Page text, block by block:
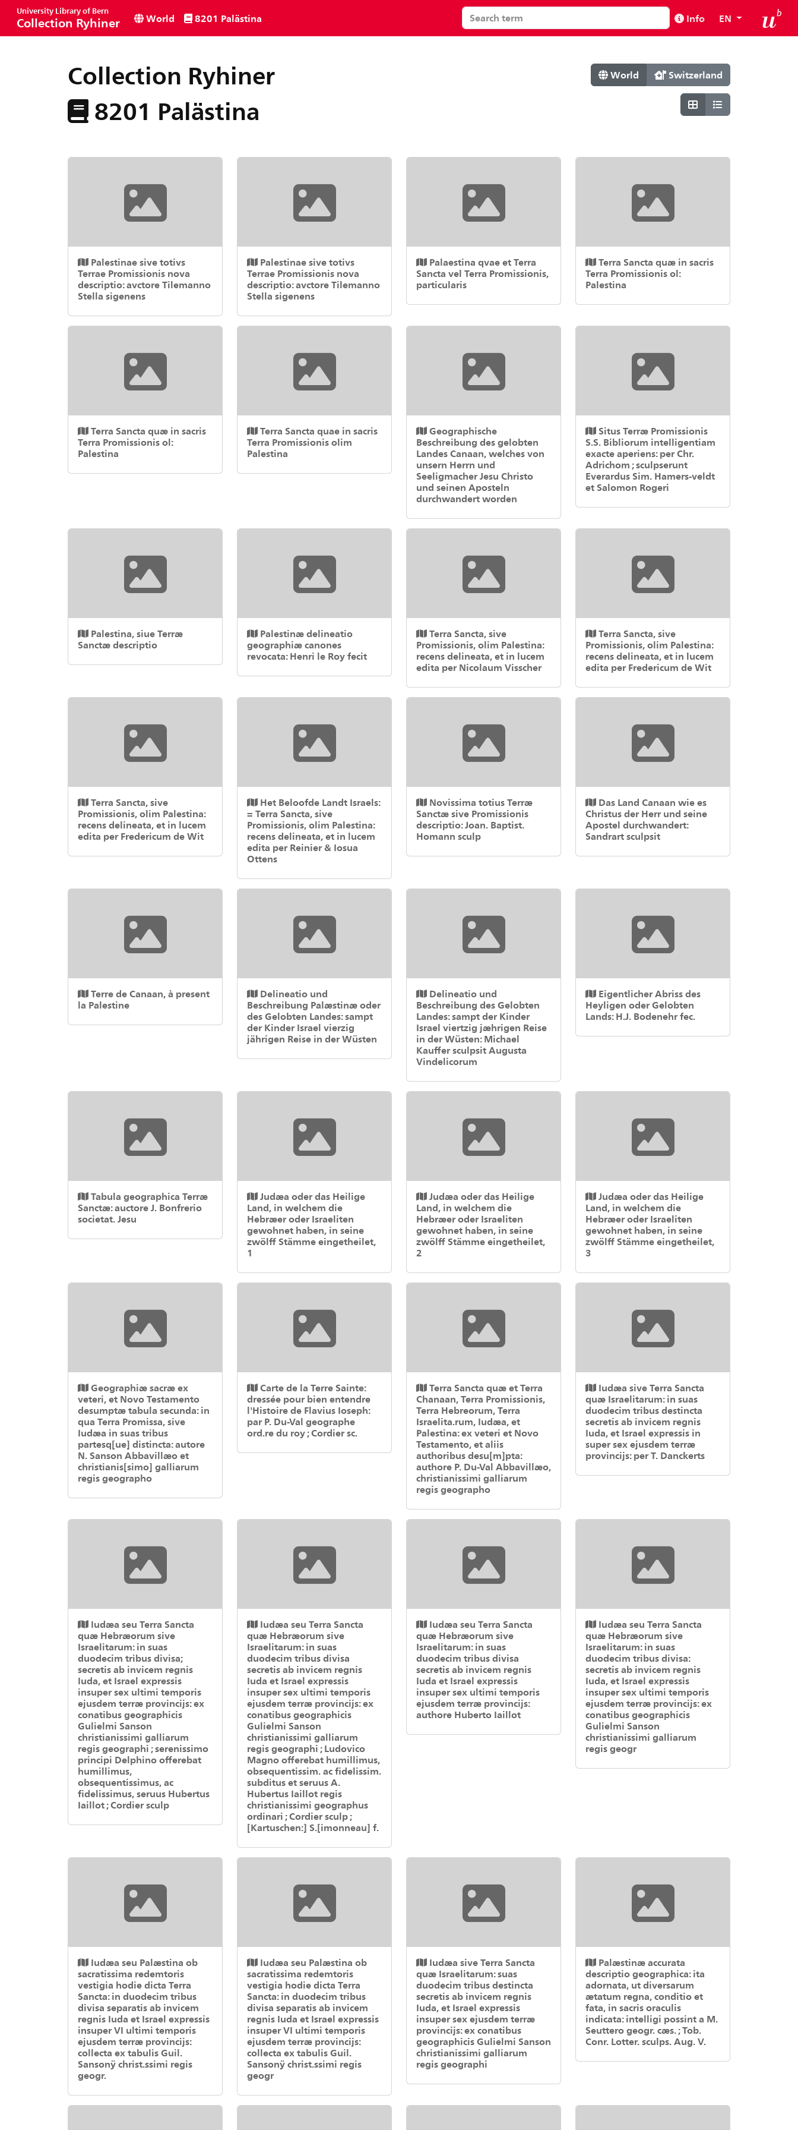
University Library of Bern
Collection Ryhiner World 8201 Palästina Info EN
Collection Ryhiner
8201 Palästina
World Switzerland
Palestinae sive totivs
Terrae Promissionis nova
descriptio: avctore Tilemanno
Stella sigenens
Palestinae sive totivs
Terrae Promissionis nova
descriptio: avctore Tilemanno
Stella sigenens
Palaestina qvae et Terra
Sancta vel Terra Promissionis,
particularis
Terra Sancta quæ in sacris
Terra Promissionis ol:
Palestina
Terra Sancta quæ in sacris
Terra Promissionis ol:
Palestina
Terra Sancta quae in sacris
Terra Promissionis olim
Palestina
Geographische
Beschreibung des gelobten
Landes Canaan, welches von
unsern Herrn und
Seeligmacher Jesu Christo
und seinen Aposteln
durchwandert worden
Situs Terræ Promissionis
S.S. Bibliorum intelligentiam
exacte aperiens: per Chr.
Adrichom ; sculpserunt
Everardus Sim. Hamers-veldt
et Salomon Rogeri
Palestina, siue Terræ
Sanctæ descriptio
Palestinæ delineatio
geographiæ canones
revocata: Henri le Roy fecit
Terra Sancta, sive
Promissionis, olim Palestina:
recens delineata, et in lucem
edita per Nicolaum Visscher
Terra Sancta, sive
Promissionis, olim Palestina:
recens delineata, et in lucem
edita per Fredericum de Wit
Terra Sancta, sive
Promissionis, olim Palestina:
recens delineata, et in lucem
edita per Fredericum de Wit
Het Beloofde Landt Israels:
= Terra Sancta, sive
Promissionis, olim Palestina:
recens delineata, et in lucem
edita per Reinier & Iosua
Ottens
Novissima totius Terræ
Sanctæ sive Promissionis
descriptio: Joan. Baptist.
Homann sculp
Das Land Canaan wie es
Christus der Herr und seine
Apostel durchwandert:
Sandrart sculpsit
Terre de Canaan, à present
la Palestine
Delineatio und
Beschreibung Palæstinæ oder
des Gelobten Landes: sampt
der Kinder Israel vierzig
jährigen Reise in der Wüsten
Delineatio und
Beschreibung des Gelobten
Landes: sampt der Kinder
Israel viertzig jæhrigen Reise
in der Wüsten: Michael
Kauffer sculpsit Augusta
Vindelicorum
Eigentlicher Abriss des
Heyligen oder Gelobten
Lands: H.J. Bodenehr fec.
Tabula geographica Terræ
Sanctæ: auctore J. Bonfrerio
societat. Jesu
Judæa oder das Heilige
Land, in welchem die
Hebræer oder Israeliten
gewohnet haben, in seine
zwölff Stämme eingetheilet,
1
Judæa oder das Heilige
Land, in welchem die
Hebræer oder Israeliten
gewohnet haben, in seine
zwölff Stämme eingetheilet,
2
Judæa oder das Heilige
Land, in welchem die
Hebræer oder Israeliten
gewohnet haben, in seine
zwölff Stämme eingetheilet,
3
Geographiæ sacræ ex
veteri, et Novo Testamento
desumptæ tabula secunda: in
qua Terra Promissa, sive
Iudæa in suas tribus
partesq[ue] distincta: autore
N. Sanson Abbavillæo et
christianis[simo] galliarum
regis geographo
Carte de la Terre Sainte:
dressée pour bien entendre
l'Histoire de Flavius Ioseph:
par P. Du-Val geographe
ord.re du roy ; Cordier sc.
Terra Sancta quæ et Terra
Chanaan, Terra Promissionis,
Terra Hebreorum, Terra
Israelita.rum, Iudæa, et
Palestina: ex veteri et Novo
Testamento, et aliis
authoribus desu[m]pta:
authore P. Du-Val Abbavillæo,
christianissimi galliarum
regis geographo
Iudæa sive Terra Sancta
quæ Israelitarum: in suas
duodecim tribus destincta
secretis ab invicem regnis
Iuda, et Israel expressis in
super sex ejusdem terræ
provincijs: per T. Danckerts
Iudæa seu Terra Sancta
quæ Hebræorum sive
Israelitarum: in suas
duodecim tribus divisa;
secretis ab invicem regnis
Iuda, et Israel expressis
insuper sex ultimi temporis
ejusdem terræ provincijs: ex
conatibus geographicis
Gulielmi Sanson
christianissimi galliarum
regis geographi ; serenissimo
principi Delphino offerebat
humillimus,
obsequentissimus, ac
fidelissimus, seruus Hubertus
Iaillot ; Cordier sculp
Iudæa seu Terra Sancta
quæ Hebræorum sive
Israelitarum: in suas
duodecim tribus divisa
secretis ab invicem regnis
Iuda et Israel expressis
insuper sex ultimi temporis
ejusdem terræ provincijs: ex
conatibus geographicis
Gulielmi Sanson
christianissimi galliarum
regis geographi ; Ludovico
Magno offerebat humillimus,
obsequentissim. ac fidelissim.
subditus et seruus A.
Hubertus Iaillot regis
christianissimi geographus
ordinari ; Cordier sculp ;
[Kartuschen:] S.[imonneau] f.
Iudæa seu Terra Sancta
quæ Hebræorum sive
Israelitarum: in suas
duodecim tribus divisa
secretis ab invicem regnis
Iuda et Israel expressis
insuper sex ultimi temporis
ejusdem terræ provincijs:
authore Huberto Iaillot
Iudæa seu Terra Sancta
quæ Hebræorum sive
Israelitarum: in suas
duodecim tribus divisa:
secretis ab invicem regnis
Iuda, et Israel expressis
insuper sex ultimi temporis
ejusdem terræ provincijs: ex
conatibus geographicis
Gulielmi Sanson
christianissimi galliarum
regis geogr
Iudæa seu Palæstina ob
sacratissima redemtoris
vestigia hodie dicta Terra
Sancta: in duodecim tribus
divisa separatis ab invicem
regnis Iuda et Israel expressis
insuper VI ultimi temporis
ejusdem terræ provincijs:
collecta ex tabulis Guil.
Sansonÿ christ.ssimi regis
geogr.
Iudæa seu Palæstina ob
sacratissima redemtoris
vestigia hodie dicta Terra
Sancta: in duodecim tribus
divisa separatis ab invicem
regnis Iuda et Israel expressis
insuper VI ultimi temporis
ejusdem terræ provincijs:
collecta ex tabulis Guil.
Sansonÿ christ.ssimi regis
geogr
Iudæa sive Terra Sancta
quæ Israelitarum: suas
duodecim tribus destincta
secretis ab invicem regnis
Iuda, et Israel expressis
insuper sex ejusdem terræ
provincijs: ex conatibus
geographicis Gulielmi Sanson
christianissimi galliarum
regis geographi
Palæstinæ accurata
descriptio geographica: ita
adornata, ut diversarum
ætatum regna, conditio et
fata, in sacris oraculis
indicata: intelligi possint a M.
Seuttero geogr. cæs. ; Tob.
Conr. Lotter. sculps. Aug. V.